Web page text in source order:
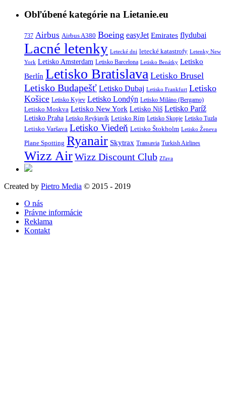
Obľúbené kategórie na Lietanie.eu
737 Airbus Airbus A380 Boeing easyJet Emirates flydubai
Lacné letenky Letecké dni letecké katastrofy Letenky New
York Letisko Amsterdam Letisko Barcelona Letisko Benátky Letisko
Berlín Letisko Bratislava Letisko Brusel
Letisko Budapešť Letisko Dubaj Letisko Frankfurt Letisko
Košice Letisko Kyjev Letisko Londýn Letisko Miláno (Bergamo)
Letisko Moskva Letisko New York Letisko Niš Letisko Paríž
Letisko Praha Letisko Reykjavík Letisko Rím Letisko Skopje Letisko Tuzla
Letisko Varšava Letisko Viedeň Letisko Štokholm Letisko Ženeva
Plane Spotting Ryanair Skytrax Transavia Turkish Airlines
Wizz AirWizz Discount Club Zľava
Created by Pietro Media © 2015 - 2019
O nás
Právne informácie
Reklama
Kontakt